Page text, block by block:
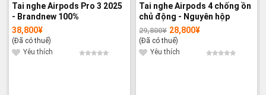
Tai nghe Airpods Pro 3 2025
- Brandnew 100%
38,800¥
(Đã có thuế)
Yêu thích
Tai nghe Airpods 4 chống ồn
chủ động - Nguyên hộp
29,800¥
Giá
gốc
là:
29,800¥.
28,800¥
Giá
hiện
tại
là:
28,800¥.
(Đã có thuế)
Yêu thích